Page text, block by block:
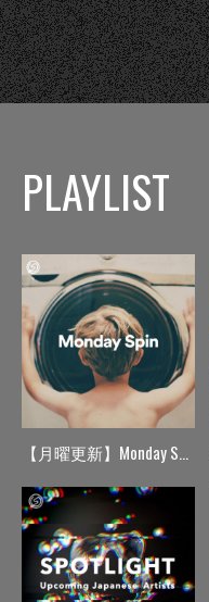
PLAYLIST
【月曜更新】Monday Spin